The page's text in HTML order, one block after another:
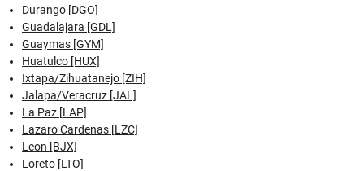
Durango [DGO]
Guadalajara [GDL]
Guaymas [GYM]
Huatulco [HUX]
Ixtapa/Zihuatanejo [ZIH]
Jalapa/Veracruz [JAL]
La Paz [LAP]
Lazaro Cardenas [LZC]
Leon [BJX]
Loreto [LTO]